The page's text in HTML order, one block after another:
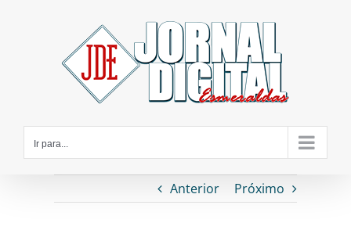
Ir para...
Anterior Próximo